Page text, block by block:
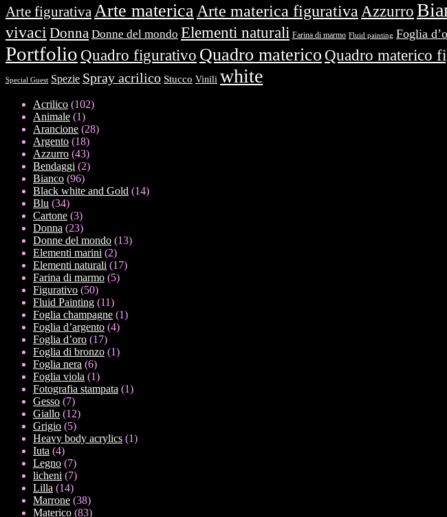
Arte figurativaArte materica Arte materica figurativa Azzurro
vivaci Donna Donne del mondo Elementi naturali Farina di marmo Fluid painting Foglia
Portfolio Quadro figurativo Quadro materico Quadro materico
Special Guest Spezie Spray acrilico Stucco Vinili white
Acrilico 102102
Animale 11
prodotto
Arancione 2828
Argento 1818
prodotti
Azzurro 4343
prodotti
Bendaggi 22
Bianco 9696
prodotti
Black white and Gold 1414
Blu 3434
prodotti
Cartone 33
prodotti
Donna 2323
prodotti
Donne del mondo 1313
Elementi marini 22
prodotti
Elementi naturali 1717
Farina di marmo 55
Figurativo 5050
prodotti
Fluid Painting 1111
prodotti
Foglia champagne 11
Foglia d’argento 44
Foglia d’oro 1717
prodotti
Foglia di bronzo 11
Foglia nera 66
prodotti
Foglia viola 11
prodotto
Fotografia stampata 11
Gesso 77
prodotti
Giallo 1212
Grigio 55
prodotti
Heavy body acrylics 11
Iuta 44
prodotti
Legno 77
prodotti
licheni 77
prodotti
Lilla 1414
prodotti
Marrone 3838
prodotti
Materico 8383